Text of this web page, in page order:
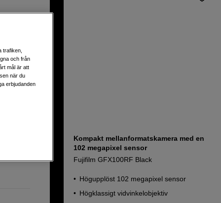
Kompakt mellanformatskamera med en
102 megapixel sensor
Fujifilm GFX100RF Black
Högupplöst 102 megapixel sensor
Högklassigt vidvinkelobjektiv
trafiken,
och från
mål är att
när du
erbjudanden